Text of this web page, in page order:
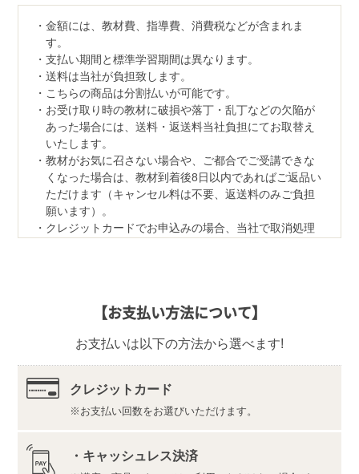
金額には、教材費、指導費、消費税などが含まれま
す。
支払い期間と標準学習期間は異なります。
送料は当社が負担致します。
こちらの商品は分割払いが可能です。
お受け取り時の教材に破損や落丁・乱丁などの欠陥が
あった場合には、送料・返送料当社負担にてお取替え
いたします。
教材がお気に召さない場合や、ご都合でご受講できな
くなった場合は、教材到着後8日以内であればご返品い
ただけます（キャンセル料は不要、返送料のみご負担
願います）。
クレジットカードでお申込みの場合、当社で取消処理
〒350-1111
株式会社ユーキャンロジ
教材に記載の介護報酬は、教材制作時のものです。当
講座の学習内容は計算の仕組みなど、請求業務の「基
本」が中心となるため、教材記載の内容での学習で知
識とスキルは十分身につけていただけます。また、修
記載の内容でお受けいただけます。
教材の内容・仕様は変更になる場合があります。
【お支払い方法について】
お支払いは以下の方法から選べます!
クレジットカード
お支払い回数をお選びいただけます。
・キャッシュレス決済